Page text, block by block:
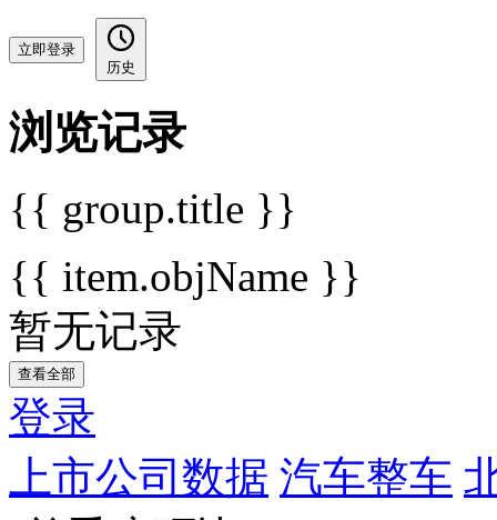
立即登录
历史
浏览记录
{{ group.title }}
{{ item.objName }}
暂无记录
查看全部
登录
上市公司数据 汽车整车